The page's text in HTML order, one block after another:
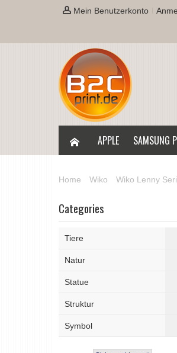
Mein Benutzerkonto
APPLE SAMSUNG
Home Wiko Wiko Lenny
Categories
Tiere
Natur
Statue
Struktur
Symbol